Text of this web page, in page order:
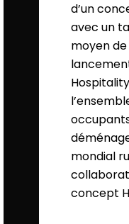
d’un
avec un
moyen de
mondial
concept